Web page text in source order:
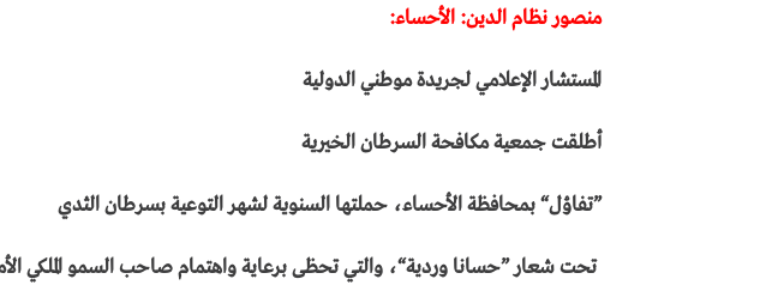
منصور نظام الدين: الأحساء:
المستشار الإعلامي لجريدة موطني الدولية
أطلقت جمعية مكافحة السرطان الخيرية
”تفاؤل“ بمحافظة الأحساء، حملتها السنوية لشهر التوعية بسرطان الثدي
تحت شعار ”حسانا وردية“، والتي تحظى برعاية واهتمام صاحب السمو الملكي